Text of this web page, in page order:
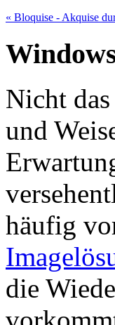
« Bloquise - Akquise
Nicht
und
häufig
die